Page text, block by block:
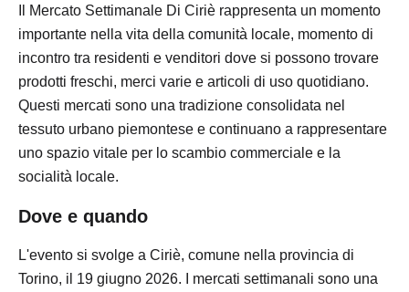
Il Mercato Settimanale Di Ciriè rappresenta un momento
importante nella vita della comunità locale, momento di
incontro tra residenti e venditori dove si possono trovare
prodotti freschi, merci varie e articoli di uso quotidiano.
Questi mercati sono una tradizione consolidata nel
tessuto urbano piemontese e continuano a rappresentare
uno spazio vitale per lo scambio commerciale e la
socialità locale.
Dove e quando
L'evento si svolge a Ciriè, comune nella provincia di
Torino, il 19 giugno 2026. I mercati settimanali sono una